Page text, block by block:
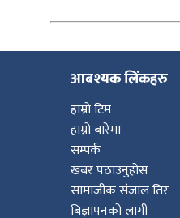
आबश्यक लिंकहरु
हाम्रो टिम
हाम्रो बारेमा
सम्पर्क
खबर पठाउनुहोस
सामाजीक संजाल तिर
बिज्ञापनको लागी